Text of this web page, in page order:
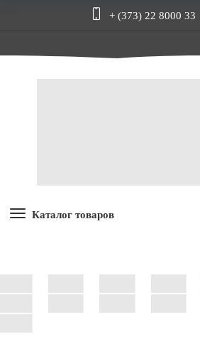
+ (373) 22 8000 33
Каталог товаров